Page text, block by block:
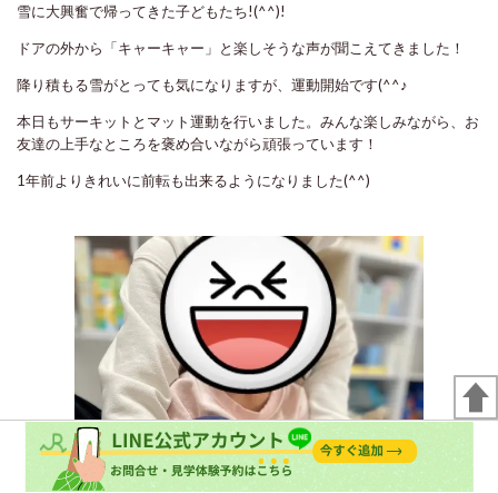
雪に大興奮で帰ってきた子どもたち!(^^)!
ドアの外から「キャーキャー」と楽しそうな声が聞こえてきました！
降り積もる雪がとっても気になりますが、運動開始です(^^♪
本日もサーキットとマット運動を行いました。みんな楽しみながら、お
友達の上手なところを褒め合いながら頑張っています！
1年前よりきれいに前転も出来るようになりました(^^)